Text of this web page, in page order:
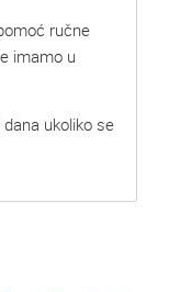
ručne
imamo u
ukoliko se